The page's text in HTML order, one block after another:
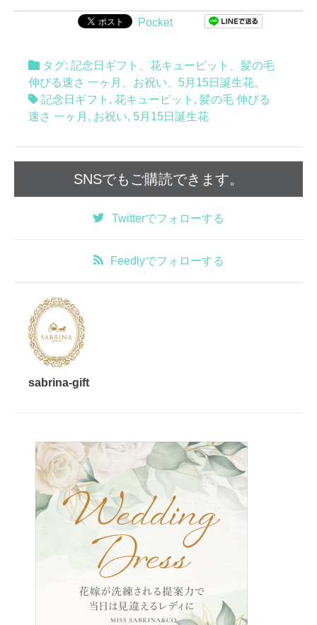
Pocket
タグ: 記念日ギフト 花キューピット
髪の毛
伸びる速さ 一ヶ月
お祝い 5月15日誕生花。
記念日ギフト , 花キューピット , 髪の毛 伸びる
速さ 一ヶ月 , お祝い, 5月15日誕生花
SNSでもご購読できます。
Twitterでフォローする
Feedlyでフォローする
sabrina-gift